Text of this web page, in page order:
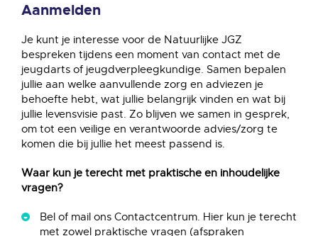
Aanmelden
Je kunt je interesse voor de Natuurlijke JGZ
bespreken tijdens een moment van contact met de
jeugdarts of jeugdverpleegkundige. Samen bepalen
jullie aan welke aanvullende zorg en adviezen je
behoefte hebt, wat jullie belangrijk vinden en wat bij
jullie levensvisie past. Zo blijven we samen in gesprek,
om tot een veilige en verantwoorde advies/zorg te
komen die bij jullie het meest passend is.
Waar kun je terecht met praktische en inhoudelijke
vragen?
Bel of mail ons Contactcentrum. Hier kun je terecht
met zowel praktische vragen (afspraken